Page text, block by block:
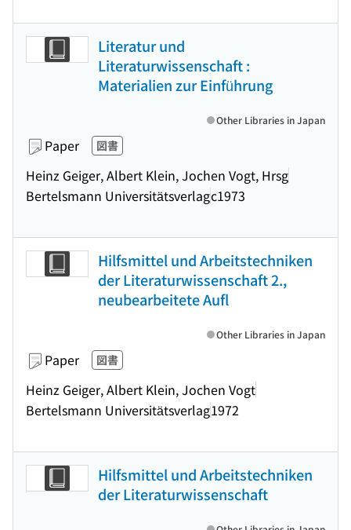
Literatur und
Literaturwissenschaft :
Materialien zur Einführung
Paper 図書
Heinz Geiger, Albert Klein, Jochen Vogt, Hrsg
Bertelsmann Universitätsverlagc1973
Other Libraries in Japan
Hilfsmittel und Arbeitstechniken
der Literaturwissenschaft 2.,
neubearbeitete Aufl
Paper 図書
Heinz Geiger, Albert Klein, Jochen Vogt
Bertelsmann Universitätsverlag1972
Other Libraries in Japan
Hilfsmittel und Arbeitstechniken
der Literaturwissenschaft